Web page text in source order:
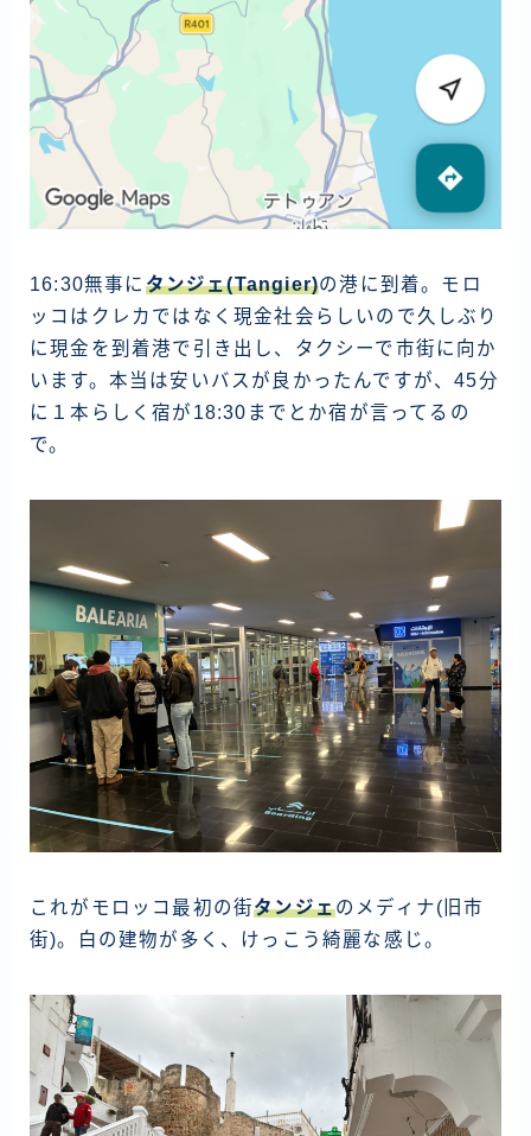
16:30無事に タンジェ(Tangier)の港に到着。モロ
ッコはクレカではなく現金社会らしいので久しぶり
に現金を到着港で引き出し、タクシーで市街に向か
います。本当は安いバスが良かったんですが、45分
に１本らしく宿が18:30までとか宿が言ってるの
で。
これがモロッコ最初の街タンジェのメディナ(旧市
街)。白の建物が多く、けっこう綺麗な感じ。